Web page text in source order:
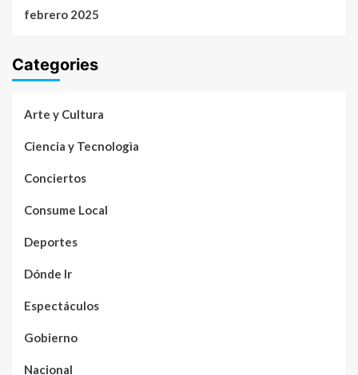
febrero 2025
Categories
Arte y Cultura
Ciencia y Tecnologìa
Conciertos
Consume Local
Deportes
Dónde Ir
Espectáculos
Gobierno
Nacional